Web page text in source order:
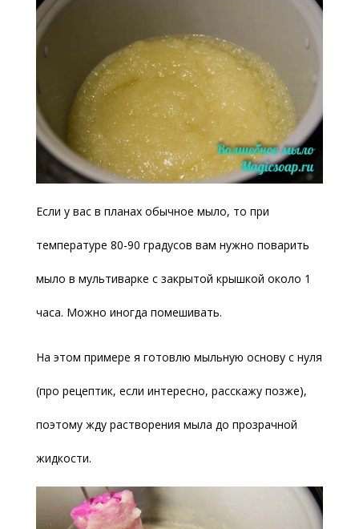
Если у вас в планах обычное мыло, то при
температуре 80-90 градусов вам нужно поварить
мыло в мультиварке с закрытой крышкой около 1
часа. Можно иногда помешивать.
На этом примере я готовлю мыльную основу с нуля
(про рецептик, если интересно, расскажу позже),
поэтому жду растворения мыла до прозрачной
жидкости.